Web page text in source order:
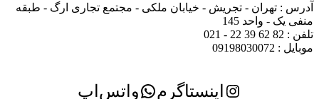
آدرس : تهران - تجریش - خیابان ملکی - مجتمع تجاری ارگ - طبقه
منفی یک - واحد 145
تلفن : 82 62 39 22 - 021
موبایل : 09198030072
اینستاگرم واتس‌اپ